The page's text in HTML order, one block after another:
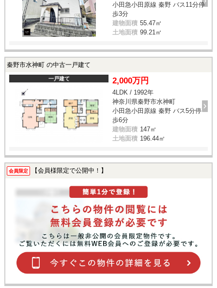
小田急小田原線 秦野 バス11分停
歩3分
建物面積 55.47㎡
土地面積 99.21㎡
秦野市水神町 の中古一戸建て
一戸建て 2,000万円
4LDK / 1992年
神奈川県秦野市水神町
小田急小田原線 秦野 バス5分停
歩6分
建物面積 147㎡
土地面積 196.44㎡
会員限定 【会員様限定で公開中！】